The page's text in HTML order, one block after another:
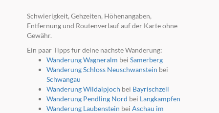
Schwierigkeit, Gehzeiten, Höhenangaben,
Entfernung und Routenverlauf auf der Karte ohne
Gewähr.
Ein paar Tipps für deine nächste Wanderung:
Wanderung Wagneralm bei Samerberg
Wanderung Schloss Neuschwanstein bei
Schwangau
Wanderung Wildalpjoch bei Bayrischzell
Wanderung Pendling Nord bei Langkampfen
Wanderung Laubenstein bei Aschau im